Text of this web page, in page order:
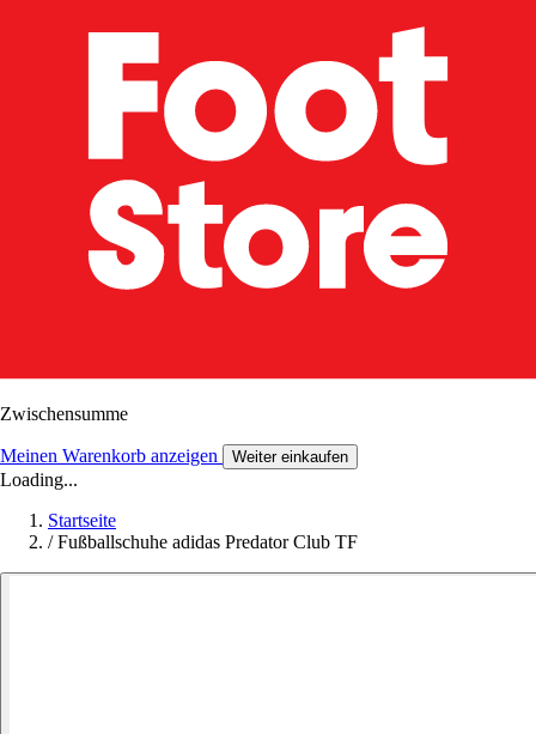
Zwischensumme
Meinen Warenkorb anzeigen Weiter einkaufen
Loading...
Startseite
/ Fußballschuhe adidas Predator Club TF